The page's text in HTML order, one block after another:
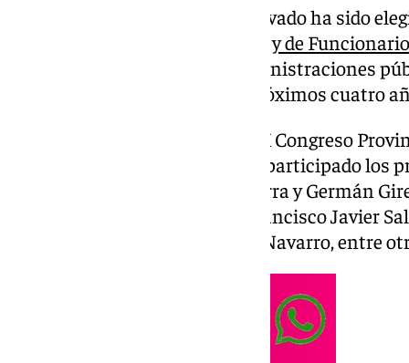
Francisco Javier Domínguez Lavado ha sido
Central Sindical Independiente y de
más representativo en las administraciones
en el sector privado, para los próximos cuatro
La elección ha tenido lugar en X Congreso
el Cine Albéniz, y en el que han participado los
autonómico de CSIF, Miguel Borra y Germán
el subdelegado del Gobierno, Francisco Javier
la Junta de Andalucía, Patricia Navarro, entre